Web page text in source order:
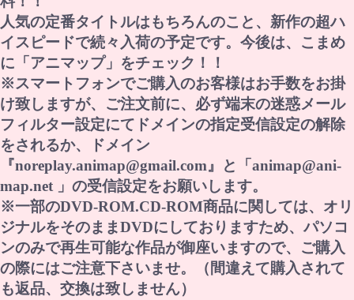
人気の定番タイトルはもちろんのこと、新作の超ハ
イスピードで続々入荷の予定です。今後は、こまめ
に「アニマップ」をチェック！！
※スマートフォンでご購入のお客様はお手数をお掛
け致しますが、ご注文前に、必ず端末の迷惑メール
フィルター設定にてドメインの指定受信設定の解除
をされるか、ドメイン
『noreplay.animap@gmail.com』と「animap@ani-
map.net 」の受信設定をお願いします。
※一部のDVD-ROM.CD-ROM商品に関しては、オリ
ジナルをそのままDVDにしておりますため、パソコ
ンのみで再生可能な作品が御座いますので、ご購入
の際にはご注意下さいませ。（間違えて購入されて
も返品、交換は致しません）